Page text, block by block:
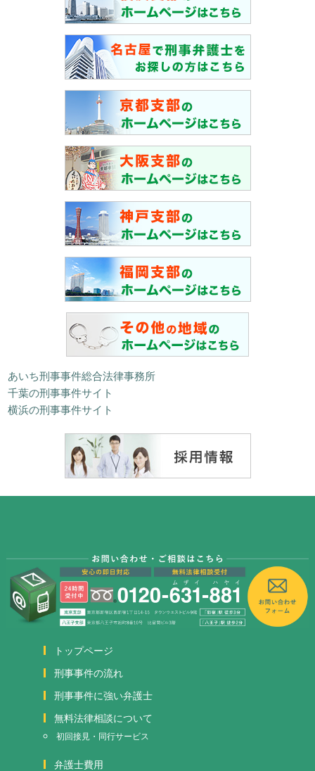
あいち刑事事件総合法律事務所
千葉の刑事事件サイト
横浜の刑事事件サイト
トップページ
刑事事件の流れ
刑事事件に強い弁護士
無料法律相談について
初回接見・同行サービス
弁護士費用